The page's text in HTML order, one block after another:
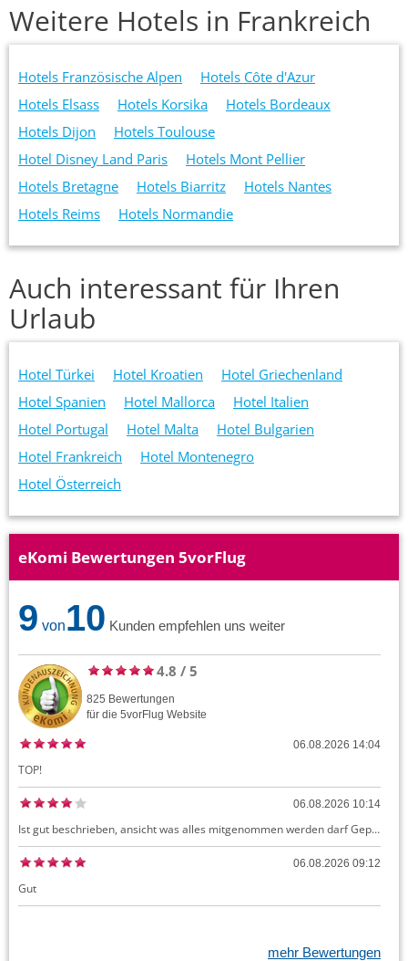
Weitere Hotels in Frankreich
Hotels Französische Alpen
Hotels Côte d'Azur
Hotels Elsass
Hotels Korsika
Hotels Bordeaux
Hotels Dijon
Hotels Toulouse
Hotel Disney Land Paris
Hotels Mont Pellier
Hotels Bretagne
Hotels Biarritz
Hotels Nantes
Hotels Reims
Hotels Normandie
Auch interessant für Ihren
Urlaub
Hotel Türkei Hotel Kroatien
Hotel Griechenland
Hotel Spanien
Hotel Mallorca
Hotel Italien
Hotel Portugal
Hotel Malta
Hotel Bulgarien
Hotel Frankreich
Hotel Montenegro
Hotel Österreich
eKomi Bewertungen 5vorFlug
9 von10 Kunden empfehlen uns weiter
4.8 / 5
825 Bewertungen
für die 5vorFlug Website
06.08.2026 14:04
TOP!
06.08.2026 10:14
Ist gut beschrieben, ansicht was alles mitgenommen werden darf Gepäck dürfte auch kostenloses Handgepäck umfassen, ansonsten sehr easy zu machen
06.08.2026 09:12
Gut
mehr Bewertungen